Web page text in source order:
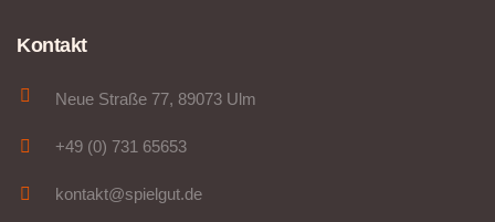
Kontakt
Neue Straße 77, 89073 Ulm
+49 (0) 731 65653
kontakt@spielgut.de